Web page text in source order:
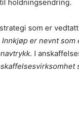
holdningsendring.
som er
Innkjøp er nevnt som
I